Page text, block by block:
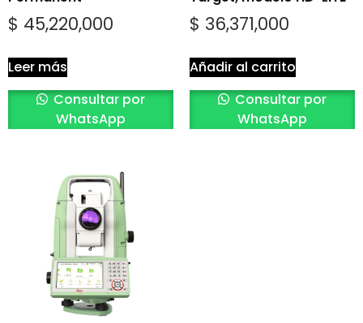
$ 45,220,000
Leer más
Consultar por
WhatsApp
$ 36,371,000
Añadir al carrito
Consultar por
WhatsApp